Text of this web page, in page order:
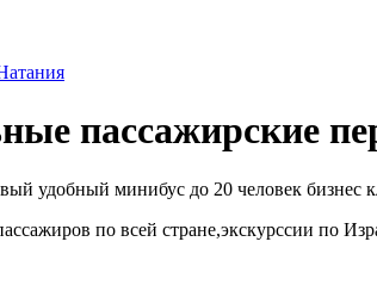
пассажирские
удобный минибус до 20 человек бизнес
по всей стране,экскурссии по